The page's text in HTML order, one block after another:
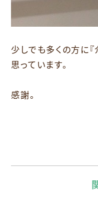
少しでも多くの方に
思っています。
感謝。